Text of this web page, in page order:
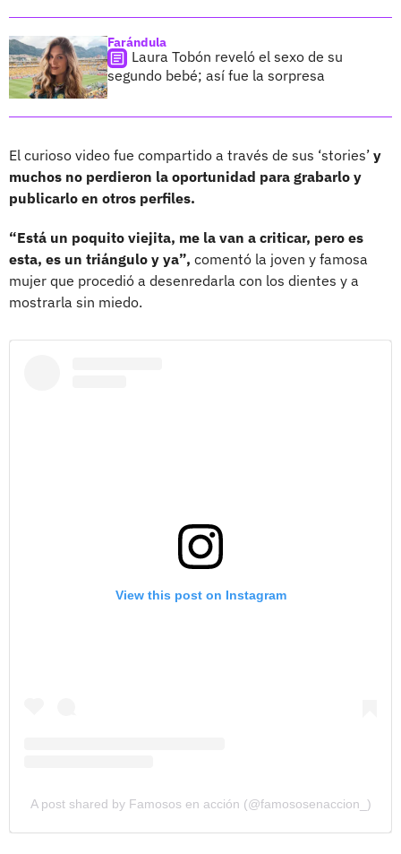
Farándula
Laura Tobón reveló el sexo de su
segundo bebé; así fue la sorpresa
El curioso video fue compartido a través de sus ‘stories’ y
muchos no perdieron la oportunidad para grabarlo y
publicarlo en otros perfiles.
“Está un poquito viejita, me la van a criticar, pero es
esta, es un triángulo y ya”, comentó la joven y famosa
mujer que procedió a desenredarla con los dientes y a
mostrarla sin miedo.
View this post on Instagram
A post shared by Famosos en acción (@famososenaccion_)